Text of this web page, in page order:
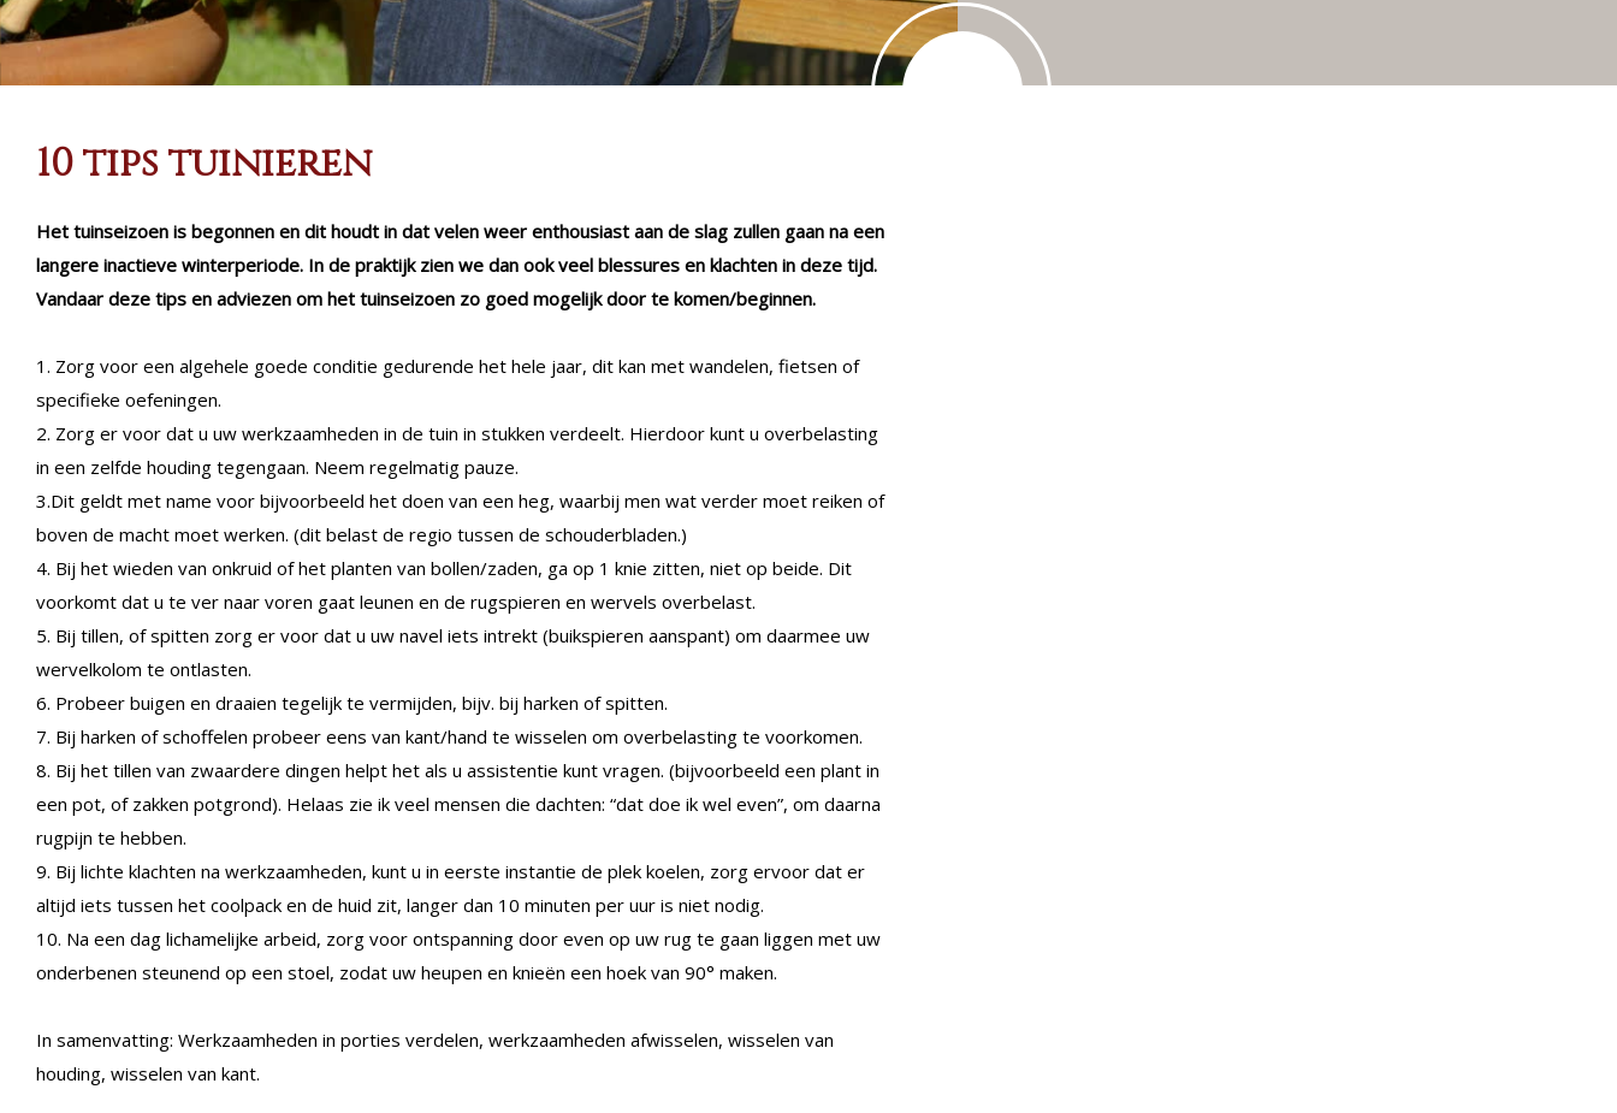
10 tips tuinieren
Het tuinseizoen is begonnen en dit houdt in dat velen weer enthousiast aan de slag zullen gaan na een
langere inactieve winterperiode. In de praktijk zien we dan ook veel blessures en klachten in deze tijd.
Vandaar deze tips en adviezen om het tuinseizoen zo goed mogelijk door te komen/beginnen.
1. Zorg voor een algehele goede conditie gedurende het hele jaar, dit kan met wandelen, fietsen of
specifieke oefeningen.
2. Zorg er voor dat u uw werkzaamheden in de tuin in stukken verdeelt. Hierdoor kunt u overbelasting
in een zelfde houding tegengaan. Neem regelmatig pauze.
3.Dit geldt met name voor bijvoorbeeld het doen van een heg, waarbij men wat verder moet reiken of
boven de macht moet werken. (dit belast de regio tussen de schouderbladen.)
4. Bij het wieden van onkruid of het planten van bollen/zaden, ga op 1 knie zitten, niet op beide. Dit
voorkomt dat u te ver naar voren gaat leunen en de rugspieren en wervels overbelast.
5. Bij tillen, of spitten zorg er voor dat u uw navel iets intrekt (buikspieren aanspant) om daarmee uw
wervelkolom te ontlasten.
6. Probeer buigen en draaien tegelijk te vermijden, bijv. bij harken of spitten.
7. Bij harken of schoffelen probeer eens van kant/hand te wisselen om overbelasting te voorkomen.
8. Bij het tillen van zwaardere dingen helpt het als u assistentie kunt vragen. (bijvoorbeeld een plant in
een pot, of zakken potgrond). Helaas zie ik veel mensen die dachten: “dat doe ik wel even”, om daarna
rugpijn te hebben.
9. Bij lichte klachten na werkzaamheden, kunt u in eerste instantie de plek koelen, zorg ervoor dat er
altijd iets tussen het coolpack en de huid zit, langer dan 10 minuten per uur is niet nodig.
10. Na een dag lichamelijke arbeid, zorg voor ontspanning door even op uw rug te gaan liggen met uw
onderbenen steunend op een stoel, zodat uw heupen en knieën een hoek van 90° maken.
In samenvatting: Werkzaamheden in porties verdelen, werkzaamheden afwisselen, wisselen van
houding, wisselen van kant.